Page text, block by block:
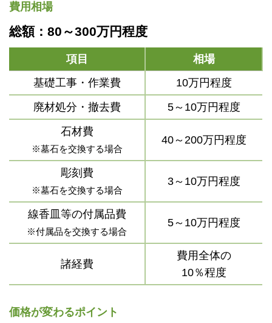
費用相場
総額：80～300万円程度
項目
相場
基礎工事・作業費
10万円程度
廃材処分・撤去費
5～10万円程度
石材費
※墓石を交換する場合
40～200万円程度
彫刻費
※墓石を交換する場合
3～10万円程度
線香皿等の付属品費
※付属品を交換する場合
5～10万円程度
諸経費
費用全体の
10％程度
価格が変わるポイント